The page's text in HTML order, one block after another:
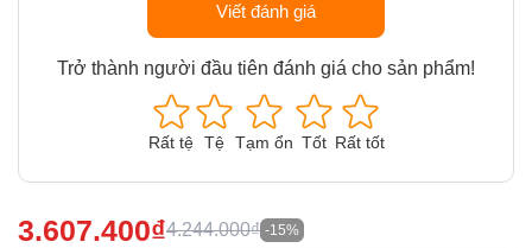
Viết đánh giá
Trở thành người đầu tiên đánh giá cho sản phẩm!
Rất tệ Tệ Tạm ổn Tốt Rất tốt
3.607.400₫4.244.000₫ -15%